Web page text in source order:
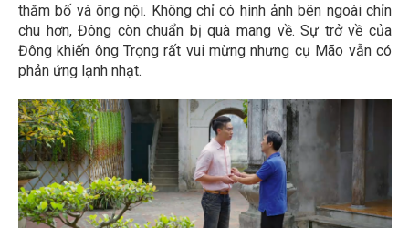
thăm bố và ông nội. Không chỉ có hình ảnh bên ngoài chỉn
chu hơn, Đông còn chuẩn bị quà mang về. Sự trở về của
Đông khiến ông Trọng rất vui mừng nhưng cụ Mão vẫn có
phản ứng lạnh nhạt.